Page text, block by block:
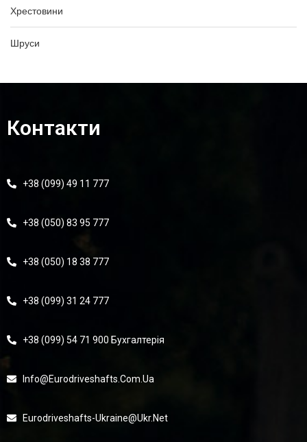
Хрестовини
Шруси
Контакти
+38 (099) 49 11 777
+38 (050) 83 95 777
+38 (050) 18 38 777
+38 (099) 31 24 777
+38 (099) 54 71 900 Бухгалтерія
Info@eurodriveshafts.com.ua
Eurodriveshafts-Ukraine@ukr.net